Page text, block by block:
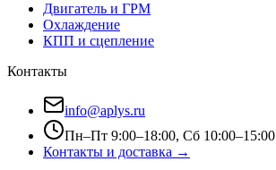
Двигатель и ГРМ
Охлаждение
КПП и сцепление
Контакты
info@aplys.ru
Пн–Пт 9:00–18:00, Сб 10:00–15:00
Контакты и доставка →